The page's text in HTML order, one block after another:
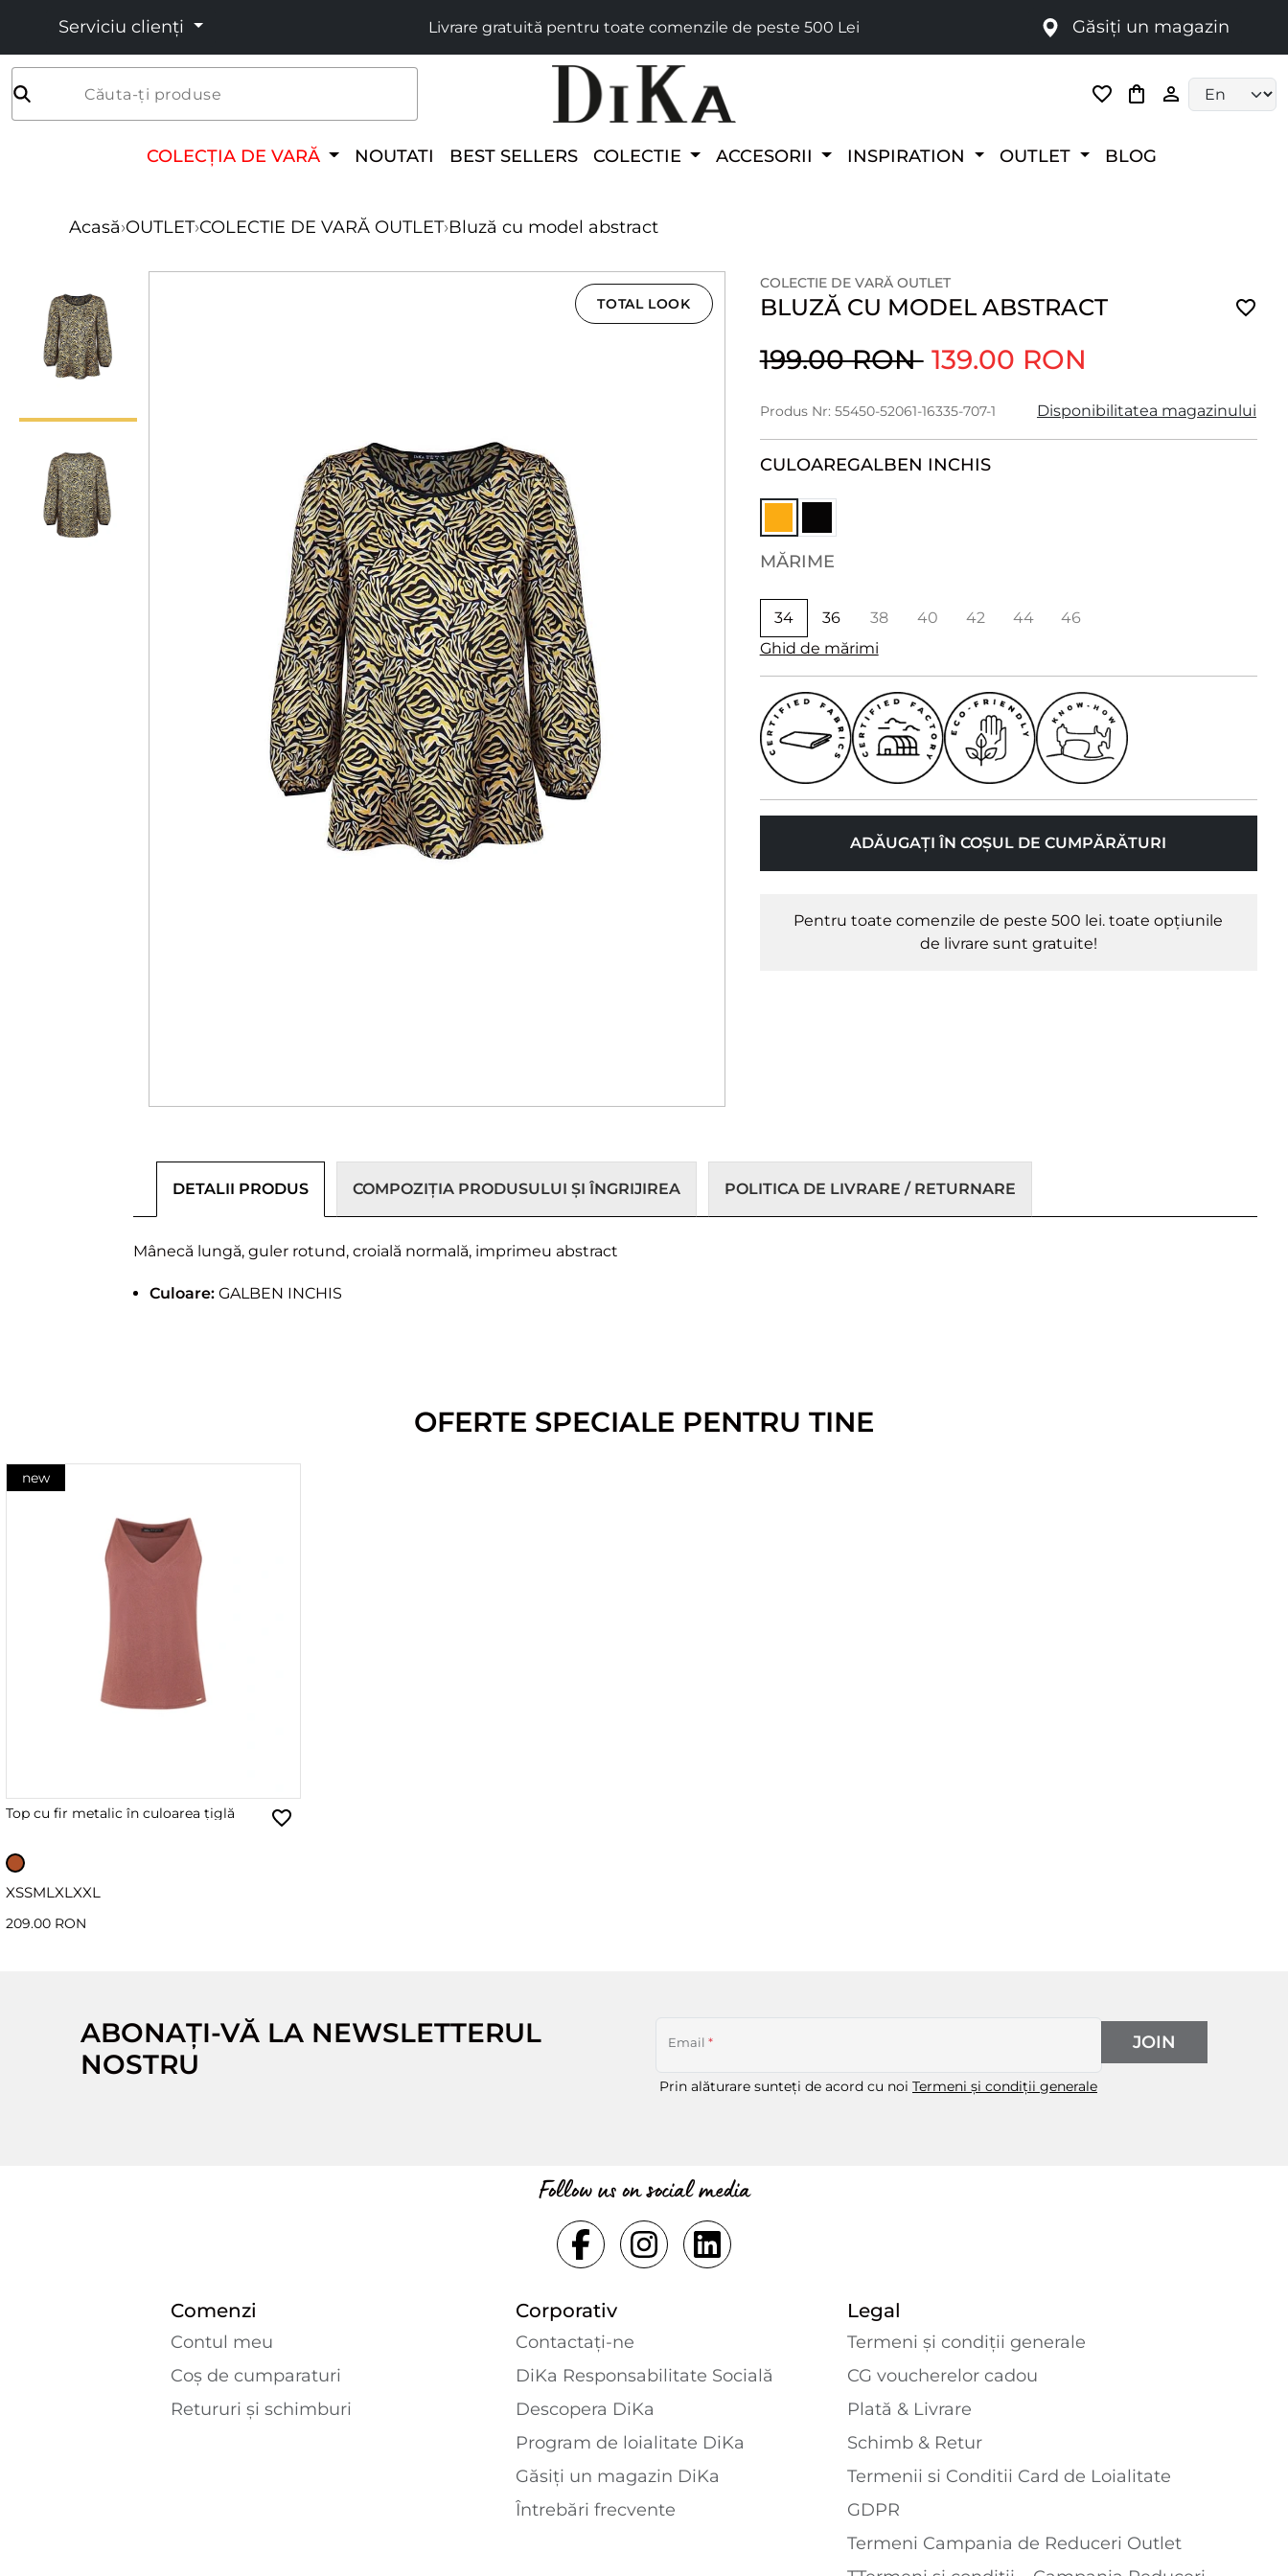
Serviciu clienți Livrare gratuită pentru toate comenzile de peste 500 Lei Găsiți un magazin
Căuta-ți produse
COLECȚIA DE VARĂ NOUTATI BEST SELLERS COLECTIE ACCESORII INSPIRATION OUTLET BLOG
Acasă›OUTLET›COLECTIE DE VARĂ OUTLET›Bluză cu model abstract
TOTAL LOOK
COLECTIE DE VARĂ OUTLET
BLUZĂ CU MODEL ABSTRACT
199.00 RON 139.00 RON
Produs Nr: 55450-52061-16335-707-1 Disponibilitatea magazinului
CULOAREGALBEN INCHIS
MĂRIME
34 36 38 40 42 44
46
Ghid de mărimi
ADĂUGAȚI ÎN COȘUL DE CUMPĂRĂTURI
Pentru toate comenzile de peste 500 lei. toate opțiunile
de livrare sunt gratuite!
DETALII PRODUS COMPOZIȚIA PRODUSULUI ȘI ÎNGRIJIREA POLITICA DE LIVRARE / RETURNARE
Mânecă lungă, guler rotund, croială normală, imprimeu abstract
Culoare: GALBEN INCHIS
OFERTE SPECIALE PENTRU TINE
new
Top cu fir metalic în culoarea țiglă
XSSMLXLXXL
209.00 RON
ABONAȚI-VĂ LA NEWSLETTERUL
NOSTRU
Email *
Prin alăturare sunteți de acord cu noi Termeni și condiții generale
JOIN
Follow us on social media
Comenzi
Contul meu
Coș de cumparaturi
Retururi și schimburi
Corporativ
Contactaţi-ne
DiKa Responsabilitate Socială
Descopera DiKa
Program de loialitate DiKa
Găsiți un magazin DiKa
Întrebări frecvente
Legal
Termeni și condiții generale
CG voucherelor cadou
Plată & Livrare
Schimb & Retur
Termenii si Conditii Card de Loialitate
GDPR
Termeni Campania de Reduceri Outlet